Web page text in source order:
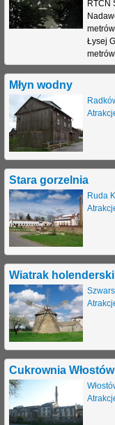
RTCN
Łysej
Młyn wodny
Stara gorzelnia
Ruda
Wiatrak holenderski
Cukrownia Włostów